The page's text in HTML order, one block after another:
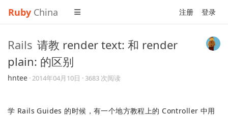
Ruby China 注册 登录
Rails 请教 render text: 和 render
plain: 的区别
hntee ·2014年04月10日 · 3683 次阅读
学 Rails Guides 的时候，有一个地方教程上的 Controller 中用